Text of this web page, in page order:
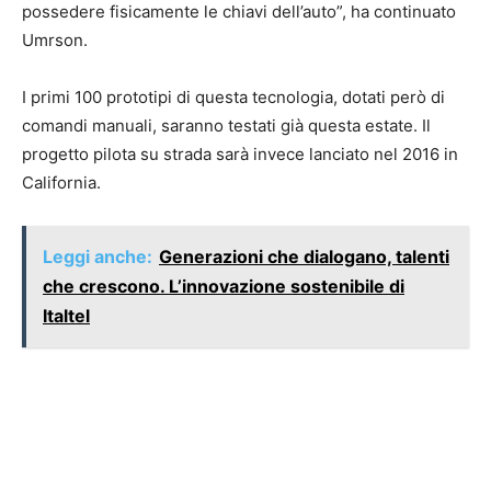
possedere fisicamente le chiavi dell’auto”, ha continuato
Umrson.
I primi 100 prototipi di questa tecnologia, dotati però di
comandi manuali, saranno testati già questa estate. Il
progetto pilota su strada sarà invece lanciato nel 2016 in
California.
Leggi anche: Generazioni che dialogano, talenti
che crescono. L’innovazione sostenibile di
Italtel